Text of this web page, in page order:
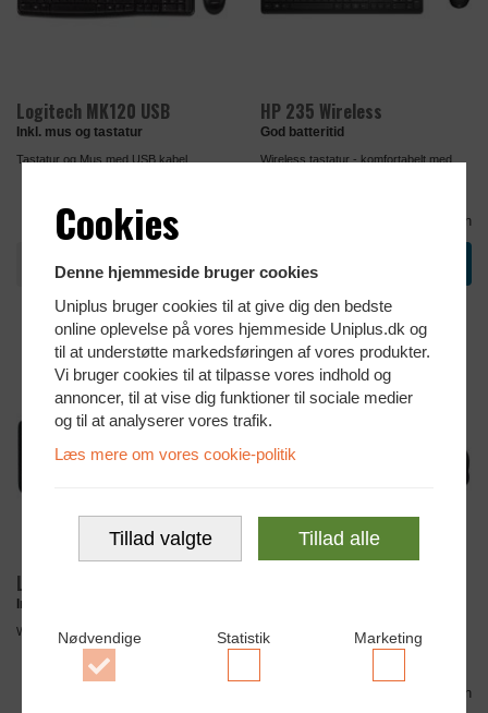
Cookies
Denne hjemmeside bruger cookies
Uniplus bruger cookies til at give dig den bedste
online oplevelse på vores hjemmeside Uniplus.dk og
til at understøtte markedsføringen af vores produkter.
Vi bruger cookies til at tilpasse vores indhold og
annoncer, til at vise dig funktioner til sociale medier
og til at analyserer vores trafik.
Læs mere om vores cookie-politik
Tillad valgte Tillad alle
Nødvendige Statistik Marketing
Logitech MK120 USB
Inkl. mus og tastatur
Tastatur og Mus med USB kabel
Sammenlign
229,- NYE
HP 235 Wireless
God batteritid
Wireless tastatur - komfortabelt med
Sammenlign
299,-
Logitech MK540 Wireless
Inkl. mus og tastatur
Wireless Tastatur og mus
KAMPAGNEPRIS!
Trådløst tastatur og mus
Sammenlign